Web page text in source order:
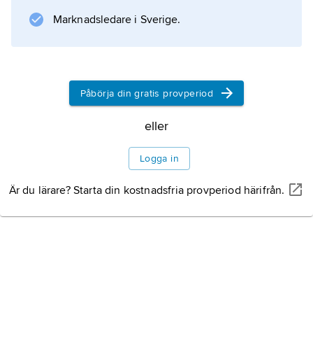
graduate school
för forskarutbildning och för olika
hade starkt finansiellt
Information om artikeln
Marknadsledare i Sverige.
Påbörja din gratis provperiod
eller
Logga in
Är du lärare? Starta din kostnadsfria provperiod härifrån.